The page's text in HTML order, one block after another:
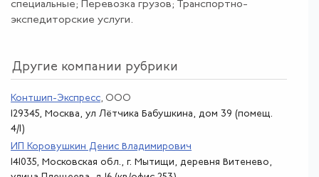
специальные; Перевозка грузов; Транспортно-
экспедиторские услуги.
Другие компании рубрики
Контшип-Экспресс, ООО
129345, Москва, ул Лётчика Бабушкина, дом 39 (помещ.
4/1)
ИП Коровушкин Денис Владимирович
141035, Московская обл., г. Мытищи, деревня Витенево,